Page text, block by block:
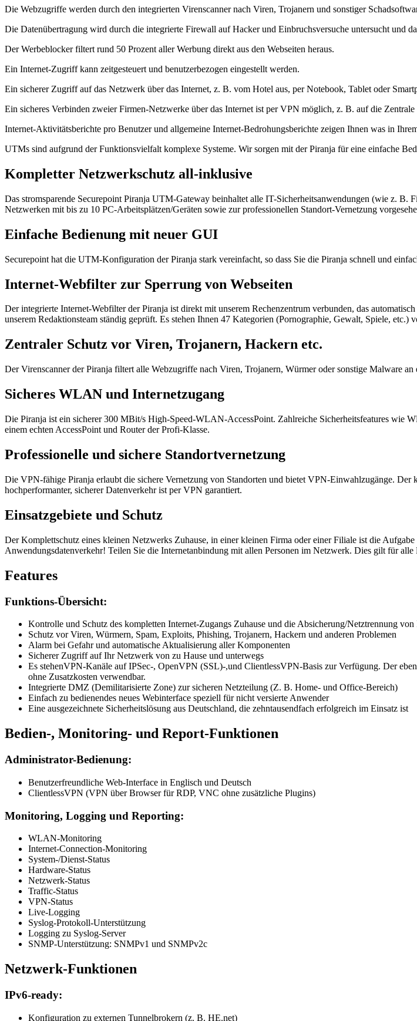
Die Webzugriffe werden durch den integrierten Virenscanner nach Viren, Trojanern und sonstiger
Die Datenübertragung wird durch die integrierte Firewall auf Hacker und Einbruchsversuche untersucht und
Der Werbeblocker filtert rund 50 Prozent aller Werbung direkt aus den Webseiten heraus.
Ein Internet-Zugriff kann zeitgesteuert und benutzerbezogen eingestellt werden.
Ein sicherer Zugriff auf das Netzwerk über das Internet, z. B. vom Hotel aus, per Notebook, Tablet oder
Ein sicheres Verbinden zweier Firmen-Netzwerke über das Internet ist per VPN möglich, z. B. auf die Zentrale
Internet-Aktivitätsberichte pro Benutzer und allgemeine Internet-Bedrohungsberichte zeigen Ihnen was in
UTMs sind aufgrund der Funktionsvielfalt komplexe Systeme. Wir sorgen mit der Piranja für eine einfache
Kompletter Netzwerkschutz all-inklusive
Das stromsparende Securepoint Piranja UTM-Gateway beinhaltet alle IT-Sicherheitsanwendungen (wie z.
Netzwerken mit bis zu 10 PC-Arbeitsplätzen/Geräten sowie zur professionellen Standort-Vernetzung
Einfache Bedienung mit neuer GUI
Securepoint hat die UTM-Konfiguration der Piranja stark vereinfacht, so dass Sie die Piranja schnell und
Internet-Webfilter zur Sperrung von Webseiten
Der integrierte Internet-Webfilter der Piranja ist direkt mit unserem Rechenzentrum verbunden, das
unserem Redaktionsteam ständig geprüft. Es stehen Ihnen 47 Kategorien (Pornographie, Gewalt, Spiele, etc.)
Zentraler Schutz vor Viren, Trojanern, Hackern etc.
Der Virenscanner der Piranja filtert alle Webzugriffe nach Viren, Trojanern, Würmer oder sonstige Malware
Sicheres WLAN und Internetzugang
Die Piranja ist ein sicherer 300 MBit/s High-Speed-WLAN-AccessPoint. Zahlreiche Sicherheitsfeatures wie
einem echten AccessPoint und Router der Profi-Klasse.
Professionelle und sichere Standortvernetzung
Die VPN-fähige Piranja erlaubt die sichere Vernetzung von Standorten und bietet VPN-Einwahlzugänge.
hochperformanter, sicherer Datenverkehr ist per VPN garantiert.
Einsatzgebiete und Schutz
Der Komplettschutz eines kleinen Netzwerks Zuhause, in einer kleinen Firma oder einer Filiale ist die
Anwendungsdatenverkehr! Teilen Sie die Internetanbindung mit allen Personen im Netzwerk. Dies gilt für
Features
Funktions-Übersicht:
Kontrolle und Schutz des kompletten Internet-Zugangs Zuhause und die Absicherung/Netztrennung
Schutz vor Viren, Würmern, Spam, Exploits, Phishing, Trojanern, Hackern und anderen Problemen
Alarm bei Gefahr und automatische Aktualisierung aller Komponenten
Sicherer Zugriff auf Ihr Netzwerk von zu Hause und unterwegs
Es stehenVPN-Kanäle auf IPSec-, OpenVPN (SSL)-,und ClientlessVPN-Basis zur Verfügung. Der
ohne Zusatzkosten verwendbar.
Integrierte DMZ (Demilitarisierte Zone) zur sicheren Netzteilung (Z. B. Home- und Office-Bereich)
Einfach zu bedienendes neues Webinterface speziell für nicht versierte Anwender
Eine ausgezeichnete Sicherheitslösung aus Deutschland, die zehntausendfach erfolgreich im Einsatz ist
Bedien-, Monitoring- und Report-Funktionen
Administrator-Bedienung:
Benutzerfreundliche Web-Interface in Englisch und Deutsch
ClientlessVPN (VPN über Browser für RDP, VNC ohne zusätzliche Plugins)
Monitoring, Logging und Reporting:
WLAN-Monitoring
Internet-Connection-Monitoring
System-/Dienst-Status
Hardware-Status
Netzwerk-Status
Traffic-Status
VPN-Status
Live-Logging
Syslog-Protokoll-Unterstützung
Logging zu Syslog-Server
SNMP-Unterstützung: SNMPv1 und SNMPv2c
Netzwerk-Funktionen
IPv6-ready:
Konfiguration zu externen Tunnelbrokern (z. B. HE.net)